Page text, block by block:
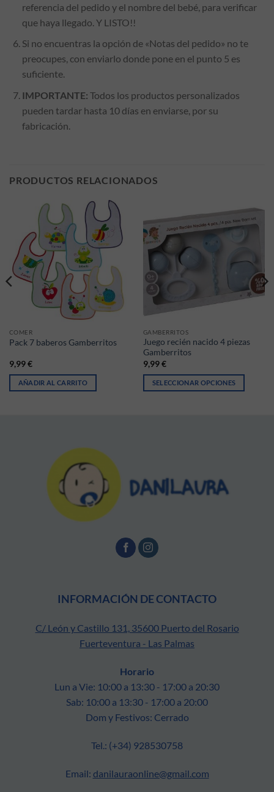
referencia del pedido y el nombre del bebé, para verificar
que haya llegado. Y LISTO!!
Si no encuentras la opción de «Notas del pedido» no te
preocupes, con enviarlo donde pone en el punto 5 es
suficiente.
IMPORTANTE: Todos los productos personalizados
pueden tardar hasta 10 días en enviarse, por su
fabricación.
PRODUCTOS RELACIONADOS
COMER
Pack 7 baberos Gamberritos
9,99€
AÑADIR AL CARRITO
GAMBERRITOS
Juego recién nacido 4 piezas
Gamberritos
9,99€
SELECCIONAR OPCIONES
INFORMACIÓN DE CONTACTO
C/ León y Castillo 131, 35600 Puerto del Rosario
Fuerteventura - Las Palmas
Horario
Lun a Vie: 10:00 a 13:30 - 17:00 a 20:30
Sab: 10:00 a 13:30 - 17:00 a 20:00
Dom y Festivos: Cerrado
Tel.: (+34) 928530758
Email: danilauraonline@gmail.com